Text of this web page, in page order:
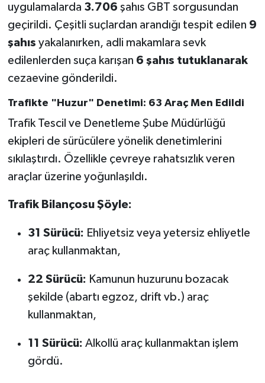
uygulamalarda 3.706 şahıs GBT sorgusundan
geçirildi. Çeşitli suçlardan arandığı tespit edilen 9
şahıs yakalanırken, adli makamlara sevk
edilenlerden suça karışan 6 şahıs tutuklanarak
cezaevine gönderildi.
Trafikte "Huzur" Denetimi: 63 Araç Men Edildi
Trafik Tescil ve Denetleme Şube Müdürlüğü
ekipleri de sürücülere yönelik denetimlerini
sıkılaştırdı. Özellikle çevreye rahatsızlık veren
araçlar üzerine yoğunlaşıldı.
Trafik Bilançosu Şöyle:
31 Sürücü: Ehliyetsiz veya yetersiz ehliyetle
araç kullanmaktan,
22 Sürücü: Kamunun huzurunu bozacak
şekilde (abartı egzoz, drift vb.) araç
kullanmaktan,
11 Sürücü: Alkollü araç kullanmaktan işlem
gördü.